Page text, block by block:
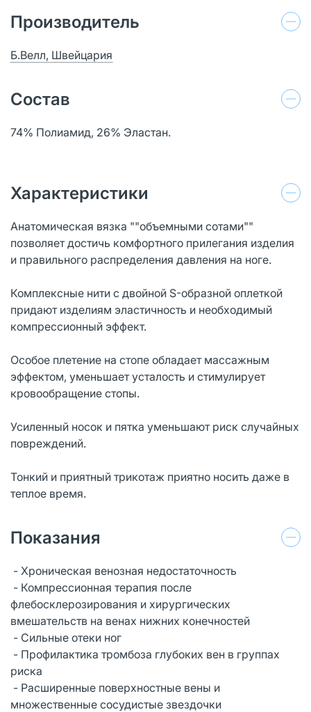
Производитель
Б.Велл, Швейцария
Состав
74% Полиамид, 26% Эластан.
Характеристики
Анатомическая вязка ""объемными сотами""
позволяет достичь комфортного прилегания изделия
и правильного распределения давления на ноге.
Комплексные нити с двойной S-образной оплеткой
придают изделиям эластичность и необходимый
компрессионный эффект.
Особое плетение на стопе обладает массажным
эффектом, уменьшает усталость и стимулирует
кровообращение стопы.
Усиленный носок и пятка уменьшают риск случайных
повреждений.
Тонкий и приятный трикотаж приятно носить даже в
теплое время.
Показания
- Хроническая венозная недостаточность
- Компрессионная терапия после
флебосклерозирования и хирургических
вмешательств на венах нижних конечностей
- Сильные отеки ног
- Профилактика тромбоза глубоких вен в группах
риска
- Расширенные поверхностные вены и
множественные сосудистые звездочки